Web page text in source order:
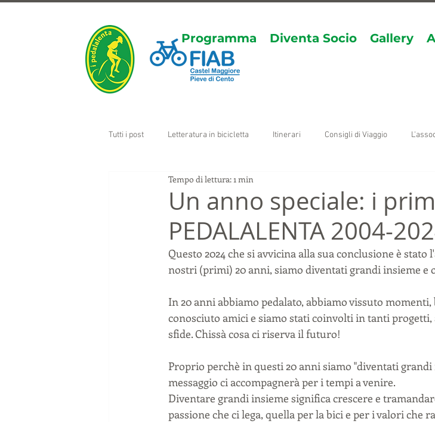
Programma Diventa Socio Gallery
Tutti i post Letteratura in bicicletta Itinerari Consigli di Viaggio
Un anno speciale: i
PEDALALENTA 2004-
Tempo di lettura: 1 min
Questo 2024 che si avvicina alla sua conclusione è
nostri (primi) 20 anni, siamo diventati grandi insieme e
In 20 anni abbiamo pedalato, abbiamo vissuto
conosciuto amici e siamo stati coinvolti in tanti
sfide. Chissà cosa ci riserva il futuro!
Proprio perchè in questi 20 anni siamo "diventati
messaggio ci accompagnerà per i tempi a venire.
Diventare grandi insieme significa crescere e
passione che ci lega, quella per la bici e per i valori che